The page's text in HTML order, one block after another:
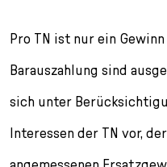
Pro TN ist nur ein
Barauszahlung sind
sich unter
Interessen der TN vor,